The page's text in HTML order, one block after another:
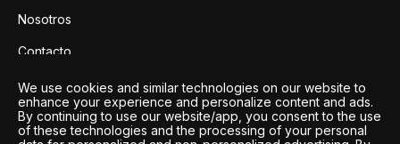
Nosotros
Contacto
Privacidad
We use cookies and similar technologies on our website to
enhance your experience and personalize content and ads.
By continuing to use our website/app, you consent to the use
of these technologies and the processing of your personal